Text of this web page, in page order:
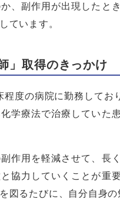
、副作用が出現したと
ています。
」取得のきっかけ
度の病院に勤務してお
学療法で治療していた
作用を軽減させて、長
協力していくことが重
図るたびに、自分自身